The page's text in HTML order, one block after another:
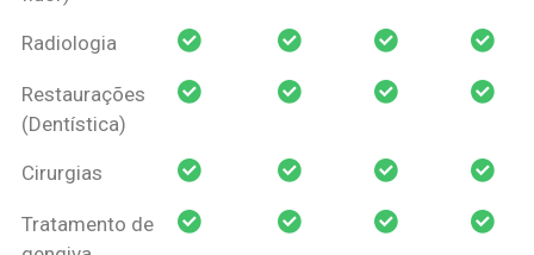
Radiologia
Restaurações
(Dentística)
Cirurgias
Tratamento de